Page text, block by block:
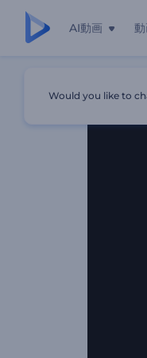
AI動画
Would you like to